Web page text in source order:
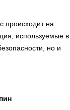
происходит на
используемые в
но и